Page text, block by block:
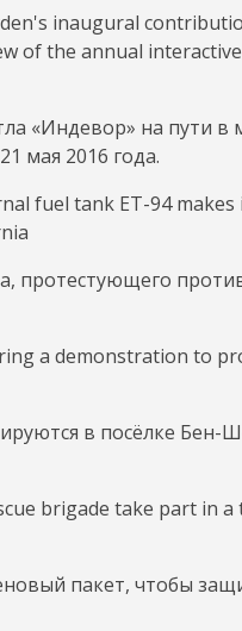
«Индевор» на пути в
мая 2016 года.
протестующего
в посёлке
пакет, чтобы